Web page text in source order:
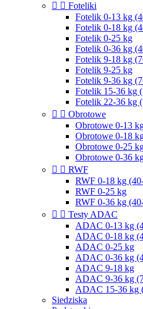
  Foteliki
Fotelik 0-13 kg
Fotelik 0-18 kg
Fotelik 0-25 kg
Fotelik 0-36 kg
Fotelik 9-18 kg
Fotelik 9-25 kg
Fotelik 9-36 kg
Fotelik 15-36 kg
Fotelik 22-36 kg
  Obrotowe
Obrotowe 0-13
Obrotowe 0-18
Obrotowe 0-25
Obrotowe 0-36
  RWF
RWF 0-18 kg
RWF 0-25 kg
RWF 0-36 kg
  Testy ADAC
ADAC 0-13 kg
ADAC 0-18 kg
ADAC 0-25 kg
ADAC 0-36 kg
ADAC 9-18 kg
ADAC 9-36 kg
ADAC 15-36 kg
Siedziska